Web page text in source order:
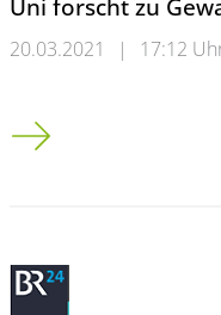
20.03.2021 | 17:12
Uni forscht zu Gewalt im